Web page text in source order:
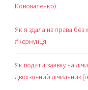
Коноваленко)
Як я здала на права без
#кермунця
Як подати заявку на
Двохзонний лічильник